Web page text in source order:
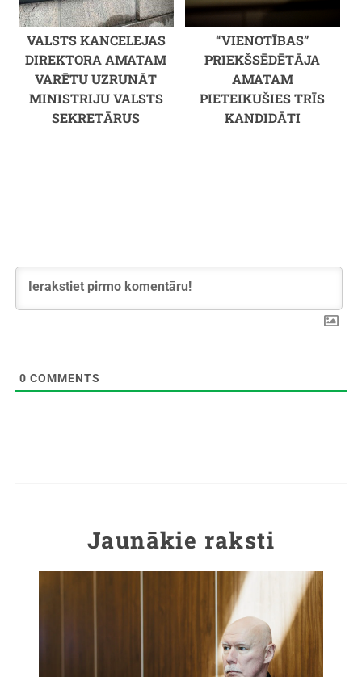
VALSTS KANCELEJAS
DIREKTORA AMATAM
VARĒTU UZRUNĀT
MINISTRIJU VALSTS
SEKRETĀRUS
“VIENOTĪBAS”
PRIEKŠSĒDĒTĀJA
AMATAM
PIETEIKUŠIES TRĪS
KANDIDĀTI
0 COMMENTS
Jaunākie raksti